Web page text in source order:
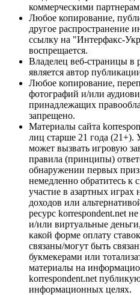
коммерческими
Любое копирование,
другое распространение
ссылку на "Интерфакс-
воспрещается.
Владелец веб-страницы в
является автор
Любое копирование,
фотографий и/или
принадлежащих
запрещено.
Материалы сайта
лиц старше 21 года (21+).
может вызвать игровую
правила (принципы)
обнаружении первых
немедленно обратитесь к
участие в азартных играх
доходов или
ресурс korrespondent.net
и/или виртуальные
какой форме оплату
связаны/могут быть
букмекерами или
материалы на
korrespondent.net
информационных целях.